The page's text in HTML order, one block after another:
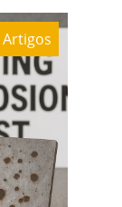
Artigos